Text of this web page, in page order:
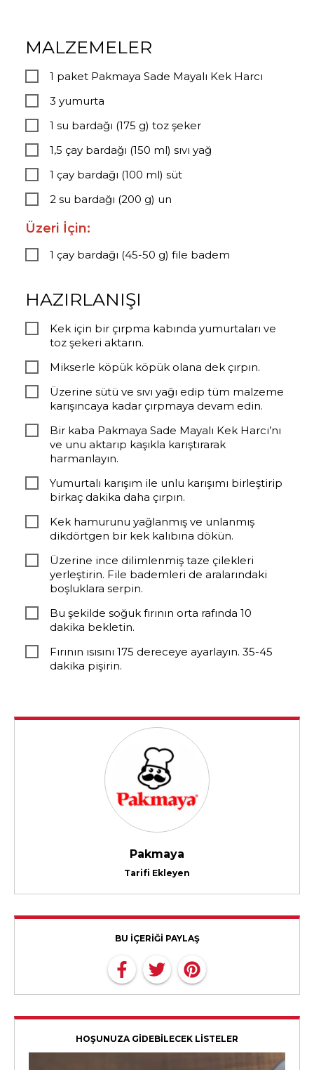
MALZEMELER
1 paket Pakmaya Sade Mayalı Kek Harcı
3 yumurta
1 su bardağı (175 g) toz şeker
1,5 çay bardağı (150 ml) sıvı yağ
1 çay bardağı (100 ml) süt
2 su bardağı (200 g) un
Üzeri İçin:
1 çay bardağı (45-50 g) file badem
HAZIRLANIŞI
Kek için bir çırpma kabında yumurtaları ve
toz şekeri aktarın.
Mikserle köpük köpük olana dek çırpın.
Üzerine sütü ve sıvı yağı edip tüm malzeme
karışıncaya kadar çırpmaya devam edin.
Bir kaba Pakmaya Sade Mayalı Kek Harcı’nı
ve unu aktarıp kaşıkla karıştırarak
harmanlayın.
Yumurtalı karışım ile unlu karışımı birleştirip
birkaç dakika daha çırpın.
Kek hamurunu yağlanmış ve unlanmış
dikdörtgen bir kek kalıbına dökün.
Üzerine ince dilimlenmiş taze çilekleri
yerleştirin. File bademleri de aralarındaki
boşluklara serpin.
Bu şekilde soğuk fırının orta rafında 10
dakika bekletin.
Fırının ısısını 175 dereceye ayarlayın. 35-45
dakika pişirin.
Pakmaya
Tarifi Ekleyen
BU İÇERİĞİ PAYLAŞ
HOŞUNUZA GİDEBİLECEK LİSTELER